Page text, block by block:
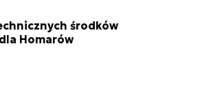
środków
Homarów